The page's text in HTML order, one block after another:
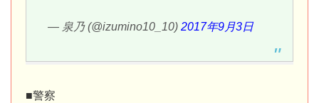
— 泉乃 (@izumino10_10) 2017年9月3日
■警察